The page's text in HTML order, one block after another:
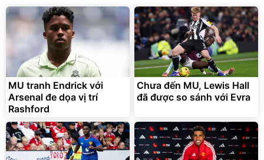
3.000.000đ
2.143.650đ
Flash Sale
399.000đ
Đã bán nhiều
MU tranh Endrick với
Arsenal đe dọa vị trí
Rashford
Chưa đến MU, Lewis Hall
đã được so sánh với Evra